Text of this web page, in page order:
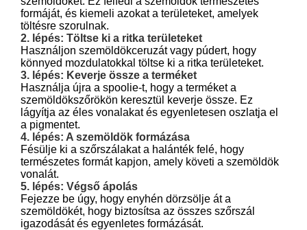
formáját, és kiemeli azokat a területeket, amelyek
töltésre szorulnak.
2. lépés: Töltse ki a ritka területeket
Használjon szemöldökceruzát vagy púdert, hogy
könnyed mozdulatokkal töltse ki a ritka területeket.
3. lépés: Keverje össze a terméket
Használja újra a spoolie-t, hogy a terméket a
szemöldökszőrökön keresztül keverje össze. Ez
lágyítja az éles vonalakat és egyenletesen oszlatja el
a pigmentet.
4. lépés: A szemöldök formázása
Fésülje ki a szőrszálakat a halánték felé, hogy
természetes formát kapjon, amely követi a szemöldök
vonalát.
5. lépés: Végső ápolás
Fejezze be úgy, hogy enyhén dörzsölje át a
szemöldökét, hogy biztosítsa az összes szőrszál
igazodását és egyenletes formázását.